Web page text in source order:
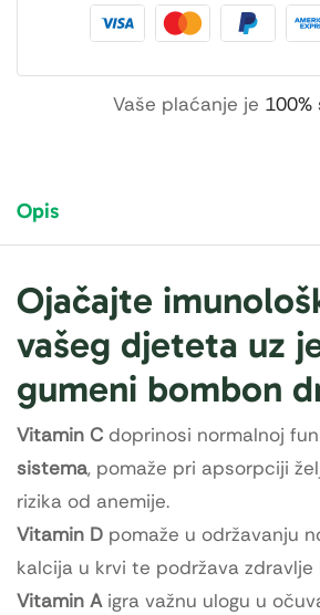
Vaše plaćanje je 100%
Opis
Ojačajte
vašeg djeteta uz
gumeni bombon
Vitamin C doprinosi normalnoj
sistema, pomaže pri apsorpciji
rizika od anemije.
Vitamin D pomaže u održavanju
kalcija u krvi te podržava zdravlje
Vitamin Aigra važnu ulogu u